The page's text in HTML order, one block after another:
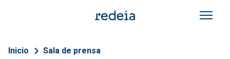
Sobrescribir enlaces de
Inicio
Sala de prensa